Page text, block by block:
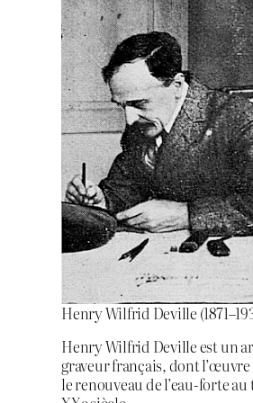
Henry Wilfrid Deville
Henry Wilfrid Deville est un
graveur français, dont
le renouveau de l’eau-forte